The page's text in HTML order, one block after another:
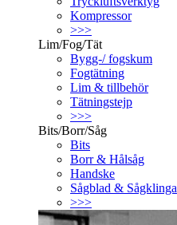
Kompressor
>>>
Lim/Fog/Tät
Bygg-/ fogskum
Fogtätning
Lim & tillbehör
Tätningstejp
>>>
Bits/Borr/Såg
Bits
Borr & Hålsåg
Handske
Sågblad & Sågklinga
>>>